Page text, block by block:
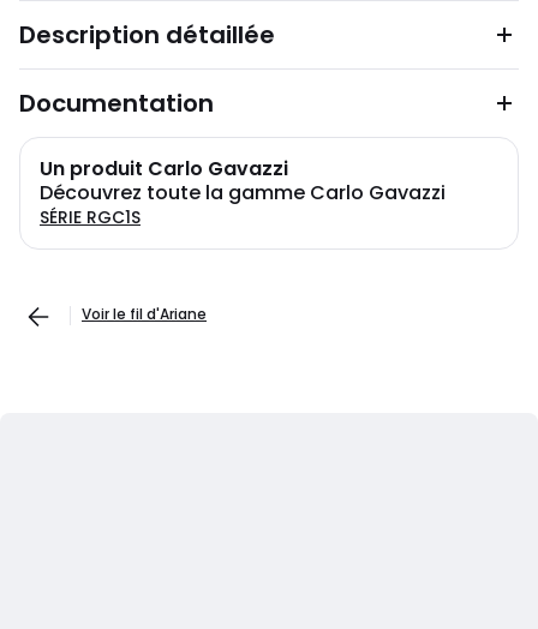
Description détaillée
Documentation
Un produit Carlo Gavazzi
Découvrez toute la gamme Carlo Gavazzi
SÉRIE RGC1S
Voir le fil d'Ariane